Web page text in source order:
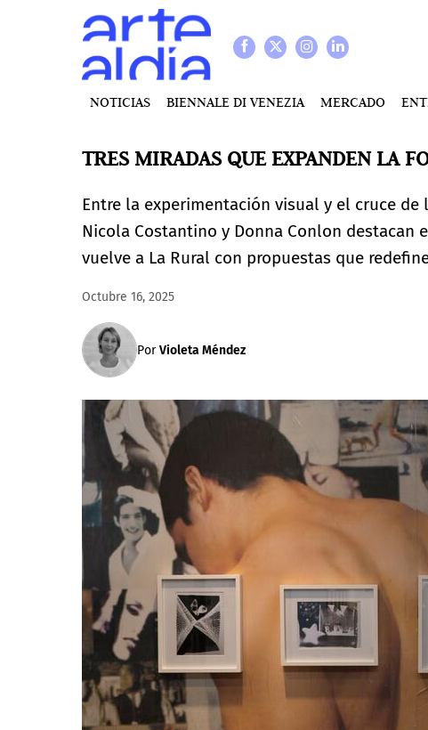
NOTICIAS BIENNALE DI VENEZIA MERCADO
TRES MIRADAS QUE EXPANDEN LA
Entre la experimentación visual y el cruce
Nicola Costantino y Donna Conlon destacan
vuelve a La Rural con propuestas que
Octubre 16, 2025
PorVioleta Méndez